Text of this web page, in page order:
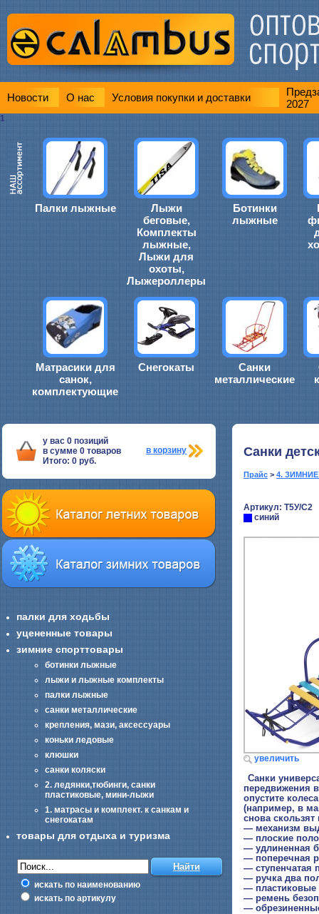
Новости О нас Условия покупки и доставки
2027
1
Палки лыжные
Лыжи
беговые,
Комплекты
лыжные,
Лыжи для
охоты,
Лыжероллеры
Ботинки
лыжные
Матрасики для
санок,
комплектующие
Снегокаты
Санки
металлические
у вас 0 позиций
в сумме 0 товаров
Итого: 0 руб.
в корзину
палки для ходьбы
уцененные товары
зимние спорттовары
ботинки лыжные
лыжи и лыжные комплекты
палки лыжные
санки металлические
крепления, мази, аксессуары
коньки ледовые
клюшки
санки коляски
2. ледянки,тюбинги, санки
пластиковые, мини-лыжи
1. матрасы и комплект. к санкам и
снегокатам
товары для отдыха и туризма
искать по наименованию
искать по артикулу
Санки
Прайс > 4.
Артикул: Т5У/С2
синий
увеличить
Санки
передвижения
опустите
(например, в
снова скользят
— механизм
— плоские
— удлиненная
— поперечная
— ступенчатая
— ручка два
— пластиковые
— ремень
—